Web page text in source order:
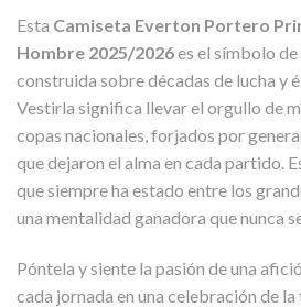
Esta Camiseta Everton Portero
Hombre 2025/2026es el símbolo
construida sobre décadas de lucha y
Vestirla significa llevar el orgullo de
copas nacionales, forjados por
que dejaron el alma en cada partido.
que siempre ha estado entre los
una mentalidad ganadora que nunca
Póntela y siente la pasión de una
cada jornada en una celebración de